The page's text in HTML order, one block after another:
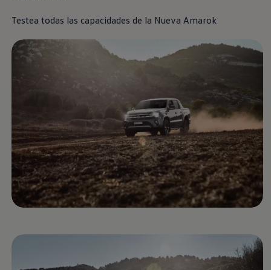
NuevaAmarok
Estoy interesado
Testea todas las capacidades de la Nueva Amarok